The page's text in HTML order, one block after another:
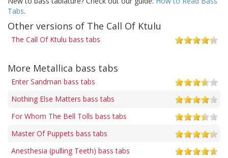
Tabs.
Other versions of The Call Of Ktulu
The Call Of Ktulu bass tabs
More Metallica bass tabs
Enter Sandman bass tabs
Nothing Else Matters bass tabs
For Whom The Bell Tolls bass tabs
Master Of Puppets bass tabs
Anesthesia (pulling Teeth) bass tabs